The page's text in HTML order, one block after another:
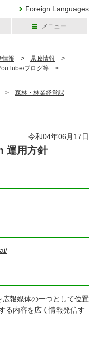
Foreign Languages
メニュー
情報 > 県政情報 >
ブログ等 >
> 森林・林業経営課
令和04年06月17日
運用方針
報媒体の一つとして位置
る内容を広く情報発信す